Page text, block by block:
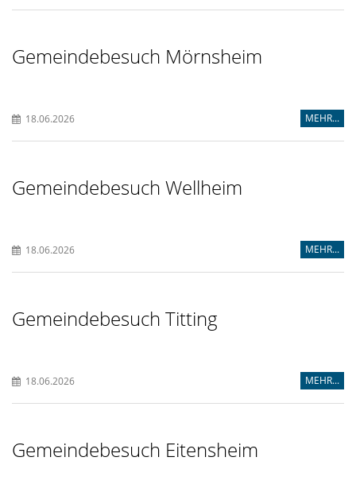
Gemeindebesuch Mörnsheim
18.06.2026 MEHR...
Gemeindebesuch Wellheim
18.06.2026 MEHR...
Gemeindebesuch Titting
18.06.2026 MEHR...
Gemeindebesuch Eitensheim